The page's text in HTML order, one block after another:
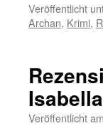
Veröffentlicht
Archan, Krimi,
Veröffentlicht am